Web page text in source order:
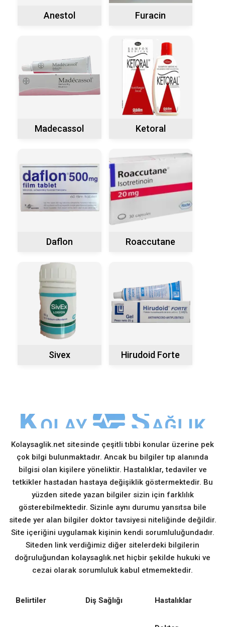
Anestol Furacin
Madecassol Ketoral
Daflon Roaccutane
Sivex Hirudoid Forte
Kolaysaglik.net sitesinde çeşitli tıbbi konular üzerine pek
çok bilgi bulunmaktadır. Ancak bu bilgiler tıp alanında
bilgisi olan kişilere yöneliktir. Hastalıklar, tedaviler ve
tetkikler hastadan hastaya değişiklik göstermektedir. Bu
yüzden sitede yazan bilgiler sizin için farklılık
gösterebilmektedir. Sizinle aynı durumu yansıtsa bile
sitede yer alan bilgiler doktor tavsiyesi niteliğinde değildir.
Site içeriğini uygulamak kişinin kendi sorumluluğundadır.
Siteden link verdiğimiz diğer sitelerdeki bilgilerin
doğruluğundan kolaysaglık.net hiçbir şekilde hukuki ve
cezai olarak sorumluluk kabul etmemektedir.
Belirtiler Diş Sağlığı Hastalıklar